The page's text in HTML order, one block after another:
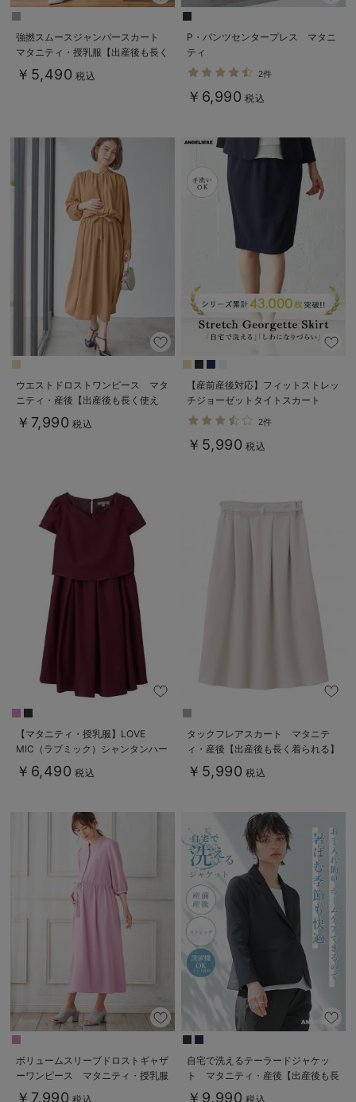
強撚スムースジャンパースカート
マタニティ・授乳服【出産後も長く
使える】
￥5,490 税込
P・パンツセンタープレス マタニ
ティ
2件
￥6,990 税込
ウエストドロストワンピース マタ
ニティ・産後【出産後も長く使え
る】
￥7,990 税込
【産前産後対応】フィットストレッ
チジョーゼットタイトスカート
2件
￥5,990 税込
【マタニティ・授乳服】LOVE
MIC（ラブミック）シャンタンハー
トネックフレアワンピース
￥6,490 税込
タックフレアスカート マタニテ
ィ・産後【出産後も長く着られる】
￥5,990 税込
ボリュームスリーブドロストギャザ
ーワンピース マタニティ・授乳服
【出産後も長く使える】
￥7,990 税込
自宅で洗えるテーラードジャケッ
ト マタニティ・産後【出産後も長
く使える】
￥9,990 税込